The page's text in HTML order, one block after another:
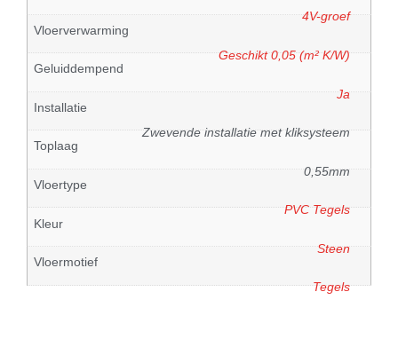
4V-groef
Vloerverwarming
Geschikt 0,05 (m² K/W)
Geluiddempend
Ja
Installatie
Zwevende installatie met kliksysteem
Toplaag
0,55mm
Vloertype
PVC Tegels
Kleur
Steen
Vloermotief
Tegels